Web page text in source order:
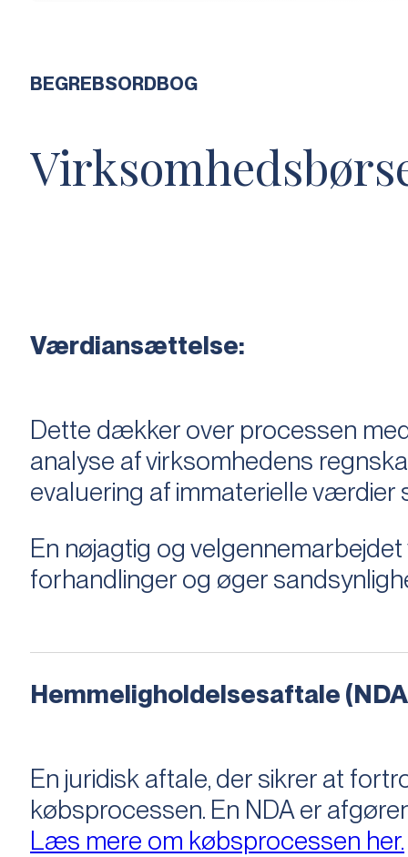
BEGREBSORDBOG
Værdiansættelse:
Dette dækker over processen
analyse af virksomhedens
evaluering af immaterielle
En nøjagtig og
forhandlinger og øger
Hemmeligholdelsesaftale
En juridisk aftale, der sikrer at
købsprocessen​​. En NDA er
Læs mere om købsprocessen her.